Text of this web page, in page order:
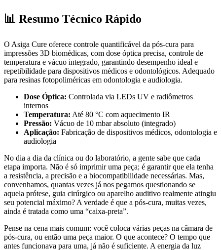
📊 Resumo Técnico Rápido
O Asiga Cure oferece controle quantificável da pós-cura para
impressões 3D biomédicas, com dose óptica precisa, controle de
temperatura e vácuo integrado, garantindo desempenho ideal e
repetibilidade para dispositivos médicos e odontológicos. Adequado
para resinas fotopoliméricas em odontologia e audiologia.
Dose Óptica: Controlada via LEDs UV e radiômetros
internos
Temperatura: Até 80 °C com aquecimento IR
Pressão: Vácuo de 10 mbar absoluto (integrado)
Aplicação: Fabricação de dispositivos médicos, odontologia e
audiologia
No dia a dia da clínica ou do laboratório, a gente sabe que cada
etapa importa. Não é só imprimir uma peça; é garantir que ela tenha
a resistência, a precisão e a biocompatibilidade necessárias. Mas,
convenhamos, quantas vezes já nos pegamos questionando se
aquela prótese, guia cirúrgico ou aparelho auditivo realmente atingiu
seu potencial máximo? A verdade é que a pós-cura, muitas vezes,
ainda é tratada como uma “caixa-preta”.
Pense na cena mais comum: você coloca várias peças na câmara de
pós-cura, ou então uma peça maior. O que acontece? O tempo que
antes funcionava para uma, já não é suficiente. A energia da luz